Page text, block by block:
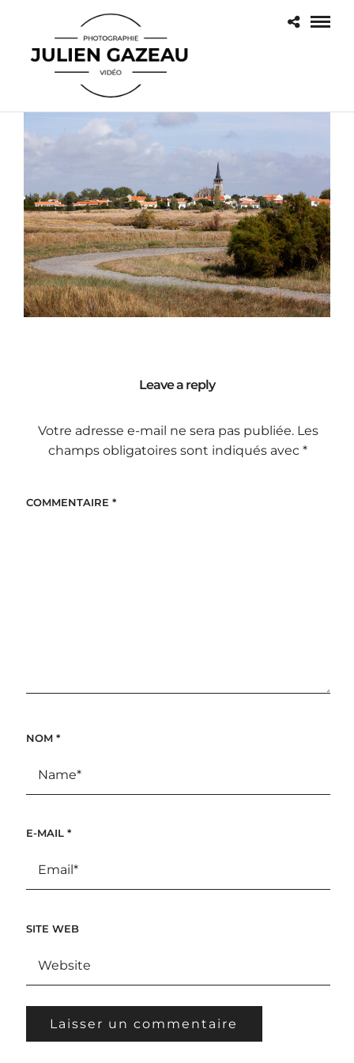
Leave a reply
Votre adresse e-mail ne sera pas publiée. Les
champs obligatoires sont indiqués avec*
COMMENTAIRE *
NOM *
E-MAIL *
SITE WEB